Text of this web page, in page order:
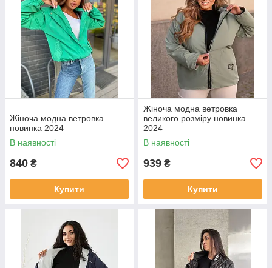
Жіноча модна ветровка
новинка 2024
В наявності
840 ₴
Купити
Жіноча модна ветровка
великого розміру новинка
2024
В наявності
939 ₴
Купити